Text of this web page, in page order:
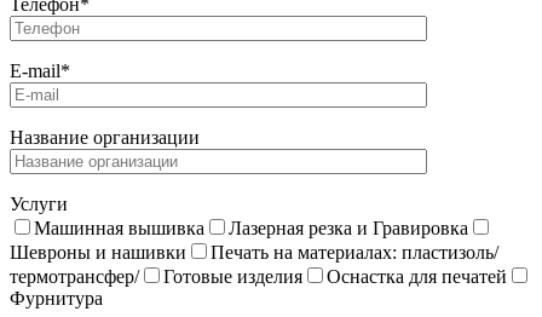
Телефон*
E-mail*
Название организации
Услуги
Машинная вышивка
Лазерная резка и Гравировка
Шевроны и нашивки
Печать на материалах: пластизоль/
термотрансфер/
Готовые изделия
Оснастка для печатей
Фурнитура